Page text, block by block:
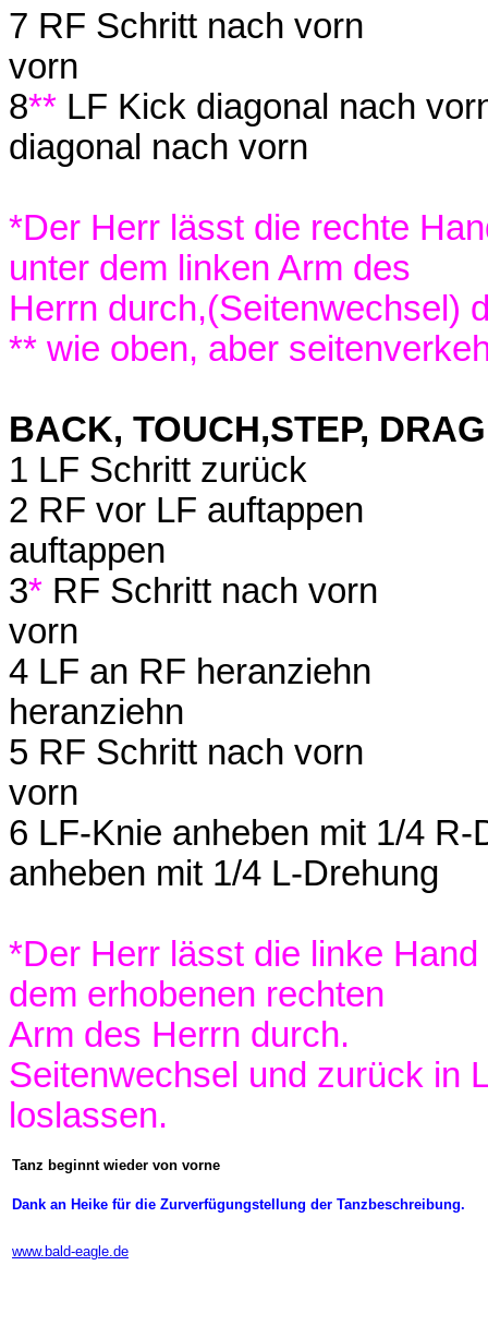
7 RF Schritt nach vorn
vorn
8** LF Kick diagonal nach
diagonal nach vorn
*Der Herr lässt die rechte
unter dem linken Arm des
Herrn durch,(Seitenwechsel)
** wie oben, aber
BACK, TOUCH,STEP,
1 LF Schritt zurück
2 RF vor LF auftappen
auftappen
3* RF Schritt
vorn
4 LF an RF
heranziehn
5 RF Schritt nach vorn
vorn
6 LF-Knie anheben mit 1/4
anheben mit 1/4 L-Drehung
*Der Herr lässt die linke
dem erhobenen rechten
Arm des Herrn durch.
Seitenwechsel und zurück in
loslassen.
Tanz beginnt wieder von vorne
Dank an Heike für die Zurverfügungstellung der Tanzbeschreibung.
www.bald-eagle.de